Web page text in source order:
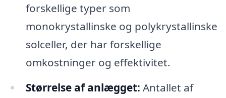
forskellige typer som
monokrystallinske og polykrystallinske
solceller, der har forskellige
omkostninger og effektivitet.
Størrelse af anlægget: Antallet af